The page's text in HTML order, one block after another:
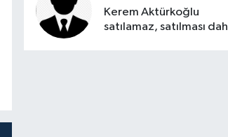
Kerem Aktürkoğlu
satılamaz, satılması